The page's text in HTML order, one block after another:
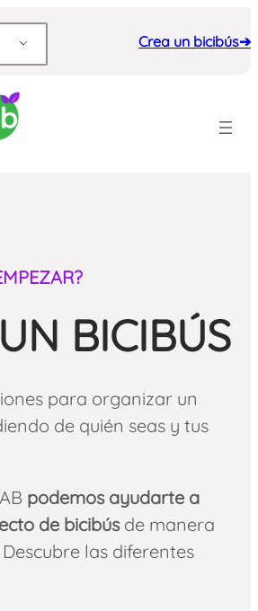
Crea un bicibús➔
BICIBÚS
para organizar un
de quién seas y tus
podemos ayudarte a
de bicibúsde manera
las diferentes